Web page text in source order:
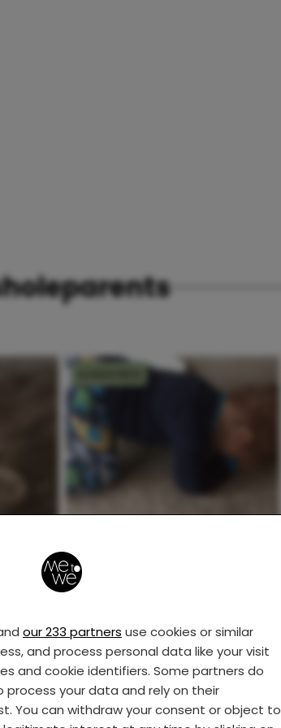
our 233 partners use cookies or similar
and process personal data like your visit
and cookie identifiers. Some partners do
your data and rely on their
You can withdraw your consent or object to
Deze kinderen vonden